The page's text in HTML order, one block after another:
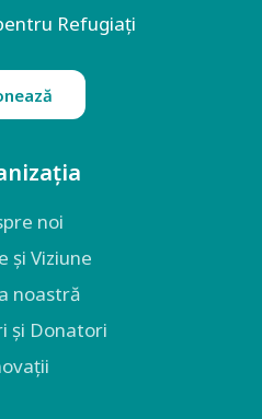
Refugiați
noi
și Viziune
noastră
și Donatori